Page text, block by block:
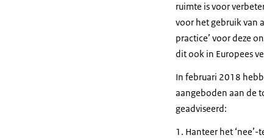
ruimte is voor
voor het gebruik van
practice’ voor deze
dit ook in Europees
In februari 2018
aangeboden aan de
geadviseerd:
Hanteer het